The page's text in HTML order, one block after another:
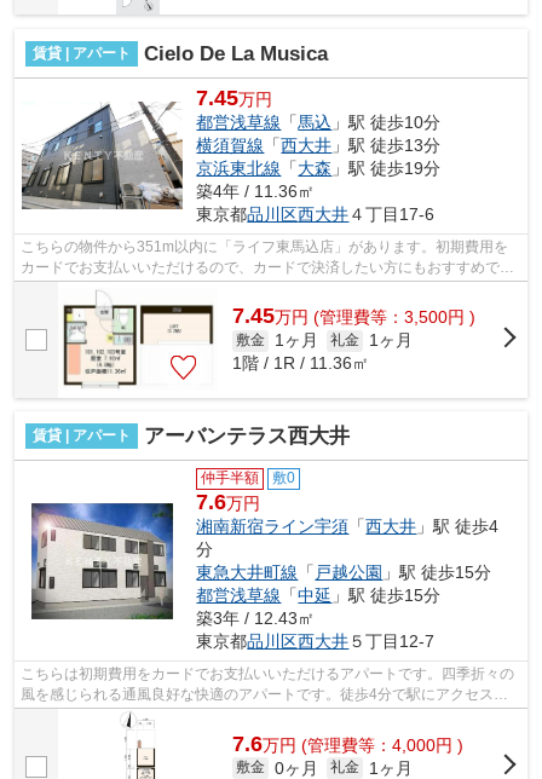
賃貸 | アパート Cielo De La Musica
7.45万円
都営浅草線 「馬込 」駅 徒歩10分
横須賀線 「西大井 」駅 徒歩13分
京浜東北線 「大森 」駅 徒歩19分
築4年 / 11.36㎡
東京都品川区西大井４丁目17-6
こちらの物件から351m以内に「ライフ東馬込店」があります。初期費用を
カードでお支払いいただけるので、カードで決済したい方にもおすすめで
す。2駅利用可能でアクセスの良いアパート...
7.45万円 (管理費等：3,500円 )
敷金 1ヶ月 礼金
1ヶ月
1階 / 1R / 11.36㎡
賃貸 | アパート アーバンテラス西大井
仲手半額 敷0
7.6万円
湘南新宿ライン宇須 「西大井 」駅 徒歩4
分
東急大井町線 「 戸越公園 」駅 徒歩15分
都営浅草線 「中延 」駅 徒歩15分
築3年 / 12.43㎡
東京都品川区西大井５丁目12-7
こちらは初期費用をカードでお支払いいただけるアパートです。四季折々の
風を感じられる通風良好な快適のアパートです。徒歩4分で駅にアクセスで
きる物件です。最上階のアパートです。...
7.6万円 (管理費等：4,000円 )
敷金 0ヶ月 礼金
1ヶ月